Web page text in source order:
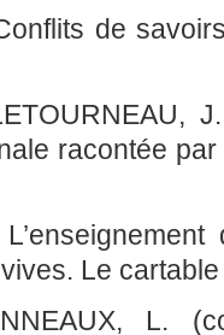
de
racontée
Le
L.